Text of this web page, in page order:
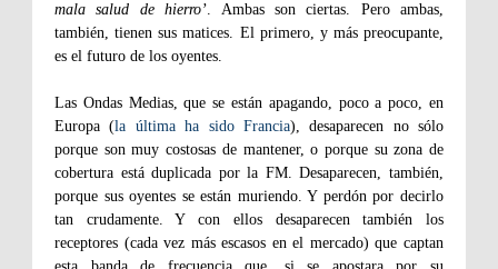
mala salud de hierro’. Ambas son ciertas. Pero ambas,
también, tienen sus matices. El primero, y más preocupante,
es el futuro de los oyentes.
Las Ondas Medias, que se están apagando, poco a poco, en
Europa (la última ha sido Francia), desaparecen no sólo
porque son muy costosas de mantener, o porque su zona de
cobertura está duplicada por la FM. Desaparecen, también,
porque sus oyentes se están muriendo. Y perdón por decirlo
tan crudamente. Y con ellos desaparecen también los
receptores (cada vez más escasos en el mercado) que captan